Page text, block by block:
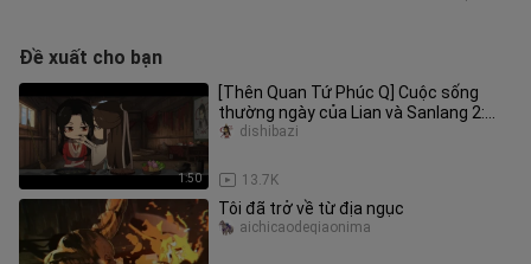
Đề xuất cho bạn
1:50
[Thên Quan Tứ Phúc Q] Cuộc sống
thường ngày của Lian và Sanlang 2:
Sanlang nói thích đồ ăn do anh tr
13.7K
dishibazi
Tôi đã trở về từ địa ngục
aichicaodeqiaonima